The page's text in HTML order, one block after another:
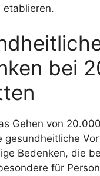
etablieren.
bei
Gehen von
gesundheitliche
Bedenken, die
für